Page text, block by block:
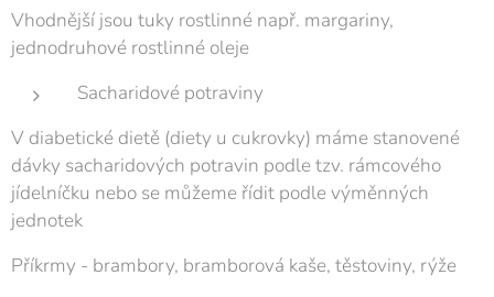
Vhodnější jsou tuky rostlinné např. margariny,
jednodruhové rostlinné oleje
Sacharidové potraviny
V diabetické dietě (diety u cukrovky) máme stanovené
dávky sacharidových potravin podle tzv. rámcového
jídelníčku nebo se můžeme řídit podle výměnných
jednotek
Příkrmy - brambory, bramborová kaše, těstoviny, rýže